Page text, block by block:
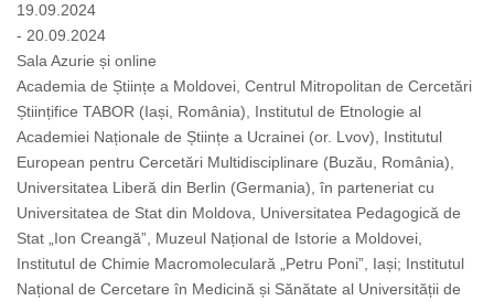
19.09.2024
- 20.09.2024
Sala Azurie și online
Academia de Științe a Moldovei, Centrul Mitropolitan de Cercetări
Științifice TABOR (Iași, România), Institutul de Etnologie al
Academiei Naționale de Științe a Ucrainei (or. Lvov), Institutul
European pentru Cercetări Multidisciplinare (Buzău, România),
Universitatea Liberă din Berlin (Germania), în parteneriat cu
Universitatea de Stat din Moldova, Universitatea Pedagogică de
Stat „Ion Creangă”, Muzeul Național de Istorie a Moldovei,
Institutul de Chimie Macromoleculară „Petru Poni”, Iași; Institutul
Național de Cercetare în Medicină și Sănătate al Universității de